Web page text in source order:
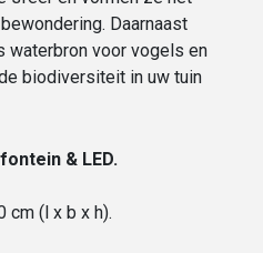
Daarnaast
waterbron voor vogels en
biodiversiteit in uw tuin
& LED.
cm (l x b x h).